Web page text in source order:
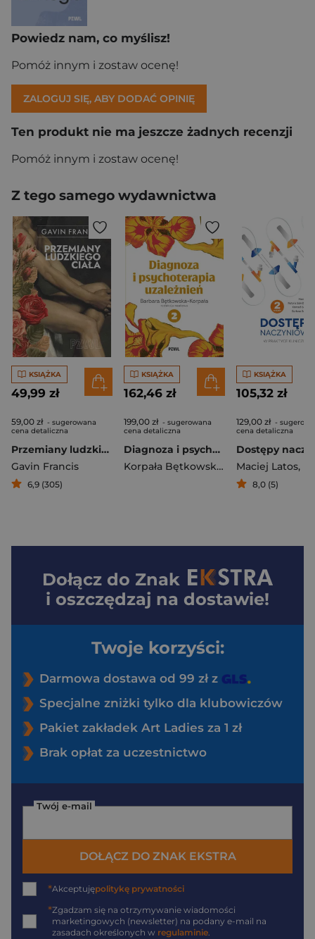
Powiedz nam, co myślisz!
Pomóż innym i zostaw ocenę!
ZALOGUJ SIĘ, ABY DODAĆ OPINIĘ
Ten produkt nie ma jeszcze żadnych recenzji
Pomóż innym i zostaw ocenę!
Z tego samego wydawnictwa
KSIĄŻKA
49,99 zł
59,00 zł - sugerowana
cena detaliczna
Przemiany ludzkiego ciała
Gavin Francis
6,9 (305)
KSIĄŻKA
162,46 zł
199,00 zł - sugerowana
cena detaliczna
Diagnoza i psychoterapia uzależnień tom 2
Korpała Bętkowska Barbara
KSIĄŻKA
105,32 zł
129,00 zł -
cena detaliczna
Maciej Latos,
8,0 (5)
Dołącz do Znak
i oszczędzaj na dostawie!
Twoje korzyści:
Darmowa dostawa od 99 zł z
Specjalne zniżki tylko dla klubowiczów
Pakiet zakładek Art Ladies za 1 zł
Brak opłat za uczestnictwo
Twój e-mail
DOŁĄCZ DO ZNAK EKSTRA
*Akceptujępolitykę prywatności
*Zgadzam się na otrzymywanie wiadomości
marketingowych (newsletter) na podany e-mail na
zasadach określonych w regulaminie.